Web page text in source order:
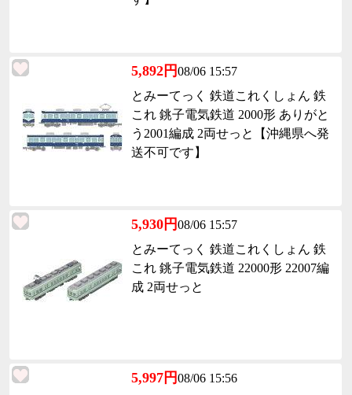
5,892円08/06 15:57
とみーてっく 鉄道これくしょん 鉄
これ 銚子電気鉄道 2000形 ありがと
う2001編成 2両せっと【沖縄県へ発
送不可です】
5,930円08/06 15:57
とみーてっく 鉄道これくしょん 鉄
これ 銚子電気鉄道 22000形 22007編
成 2両せっと
5,997円08/06 15:56